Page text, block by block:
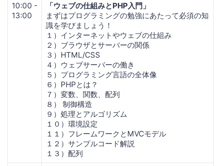
10:00 -
13:00
「ウェブの仕組みとPHP入門」
まずはプログラミングの勉強にあたって必須の知
識を学びましょう！
１）インターネットやウェブの仕組み
２）ブラウザとサーバーの関係
３）HTML/CSS
４）ウェブサーバーの働き
５）プログラミング言語の全体像
６）PHPとは？
７）変数、関数、配列
８） 制御構造
９）処理とアルゴリズム
１０）環境設定
１１）フレームワークとMVCモデル
１２）サンプルコード解説
１３）配列